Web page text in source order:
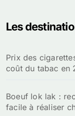
r
e
r
Les
Prix des
coût du tabac en
Boeuf lok lak :
facile à réaliser